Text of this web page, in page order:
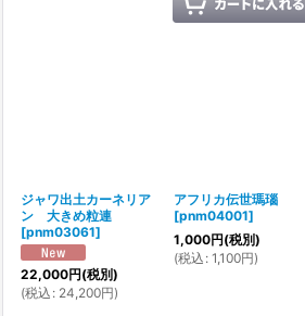
ジャワ出土カーネリア
ン 大きめ粒連
[pnm03061]
22,000円(税別)
(税込 : 24,200円)
アフリカ伝世瑪瑙
[pnm04001]
1,000円(税別)
(税込 : 1,100円)